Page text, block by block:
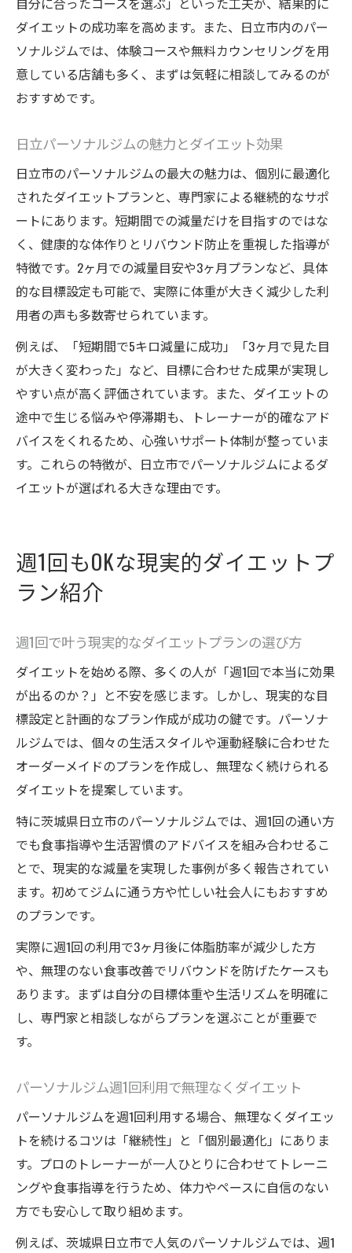
ダイエットの成功率を高めます。また、日立市内のパー
ソナルジムでは、体験コースや無料カウンセリングを用
意している店舗も多く、まずは気軽に相談してみるのが
おすすめです。
日立パーソナルジムの魅力とダイエット効果
日立市のパーソナルジムの最大の魅力は、個別に最適化
されたダイエットプランと、専門家による継続的なサポ
ートにあります。短期間での減量だけを目指すのではな
く、健康的な体作りとリバウンド防止を重視した指導が
特徴です。2ヶ月での減量目安や3ヶ月プランなど、具体
的な目標設定も可能で、実際に体重が大きく減少した利
用者の声も多数寄せられています。
例えば、「短期間で5キロ減量に成功」「3ヶ月で見た目
が大きく変わった」など、目標に合わせた成果が実現し
やすい点が高く評価されています。また、ダイエットの
途中で生じる悩みや停滞期も、トレーナーが的確なアド
バイスをくれるため、心強いサポート体制が整っていま
す。これらの特徴が、日立市でパーソナルジムによるダ
イエットが選ばれる大きな理由です。
週1回もOKな現実的ダイエットプ
ラン紹介
週1回で叶う現実的なダイエットプランの選び方
ダイエットを始める際、多くの人が「週1回で本当に効果
が出るのか？」と不安を感じます。しかし、現実的な目
標設定と計画的なプラン作成が成功の鍵です。パーソナ
ルジムでは、個々の生活スタイルや運動経験に合わせた
オーダーメイドのプランを作成し、無理なく続けられる
ダイエットを提案しています。
特に茨城県日立市のパーソナルジムでは、週1回の通い方
でも食事指導や生活習慣のアドバイスを組み合わせるこ
とで、現実的な減量を実現した事例が多く報告されてい
ます。初めてジムに通う方や忙しい社会人にもおすすめ
のプランです。
実際に週1回の利用で3ヶ月後に体脂肪率が減少した方
や、無理のない食事改善でリバウンドを防げたケースも
あります。まずは自分の目標体重や生活リズムを明確に
し、専門家と相談しながらプランを選ぶことが重要で
す。
パーソナルジム週1回利用で無理なくダイエット
パーソナルジムを週1回利用する場合、無理なくダイエッ
トを続けるコツは「継続性」と「個別最適化」にありま
す。プロのトレーナーが一人ひとりに合わせてトレーニ
ングや食事指導を行うため、体力やペースに自信のない
方でも安心して取り組めます。
例えば、茨城県日立市で人気のパーソナルジムでは、週1